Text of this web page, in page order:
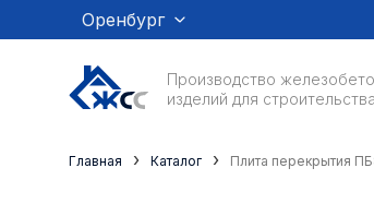
Оренбург
Производство
изделий для строительства
Главная › Каталог › Плита перекрытия